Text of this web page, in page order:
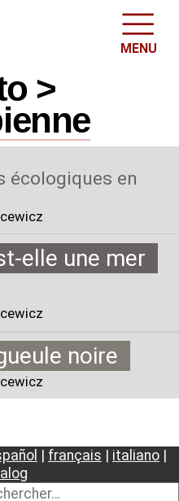
MENU
>
écologiques en
elle une mer
noire
français italiano